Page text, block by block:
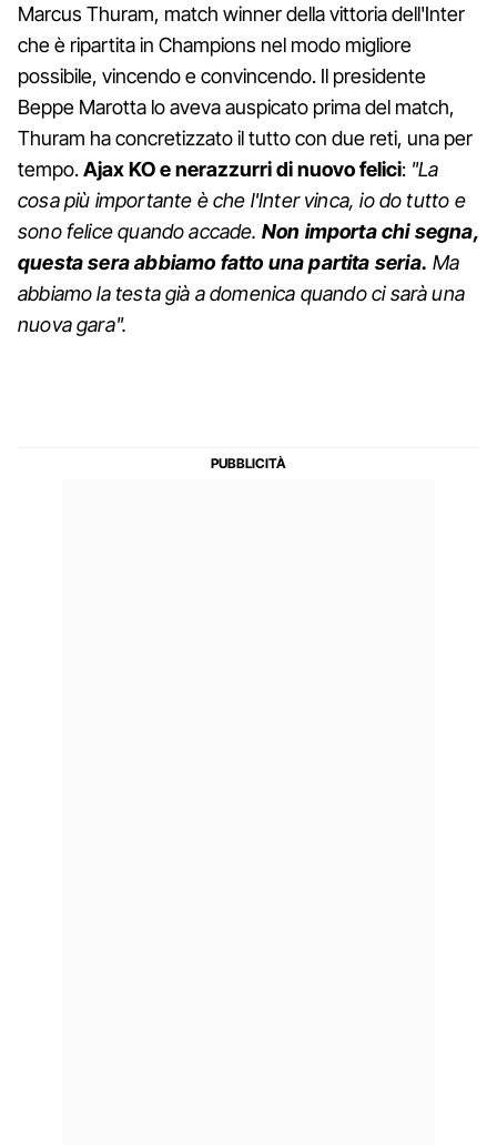
Marcus Thuram, match winner della vittoria dell'Inter
che è ripartita in Champions nel modo migliore
possibile, vincendo e convincendo. Il presidente
Beppe Marotta lo aveva auspicato prima del match,
Thuram ha concretizzato il tutto con due reti, una per
tempo.Ajax KO e nerazzurri di nuovo felici: "La
cosa più importante è che l'Inter vinca, io do tutto e
sono felice quando accade. Non importa chi segna,
questa sera abbiamo fatto una partita seria. Ma
abbiamo la testa già a domenica quando ci sarà una
nuova gara".